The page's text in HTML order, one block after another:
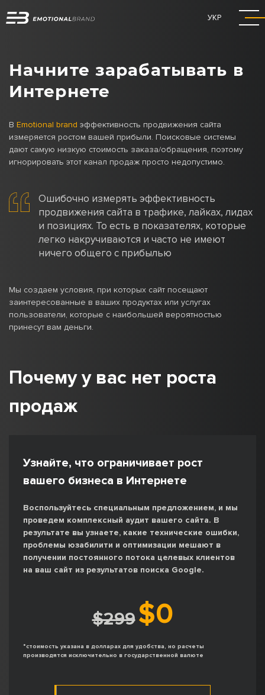
УКР
Начните зарабатывать в
Интернете
В Emotional brand эффективность продвижения сайта
измеряется ростом вашей прибыли. Поисковые системы
дают самую низкую стоимость заказа/обращения, поэтому
игнорировать этот канал продаж просто недопустимо.
Ошибочно измерять эффективность
продвижения сайта в трафике, лайках, лидах
и позициях. То есть в показателях, которые
легко накручиваются и часто не имеют
ничего общего с прибылью
Мы создаем условия, при которых сайт посещают
заинтересованные в ваших продуктах или услугах
пользователи, которые с наибольшей вероятностью
принесут вам деньги.
Почему у вас нет роста
продаж
Узнайте, что ограничивает рост
вашего бизнеса в Интернете
Воспользуйтесь специальным предложением, и мы
проведем комплексный аудит вашего сайта. В
результате вы узнаете, какие технические ошибки,
проблемы юзабилити и оптимизации мешают в
получении постоянного потока целевых клиентов
на ваш сайт из результатов поиска Google.
$299$0
*стоимость указана в долларах для удобства, но расчеты
производятся исключительно в государственной валюте